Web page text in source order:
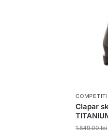
Clapar
1.849,00lei